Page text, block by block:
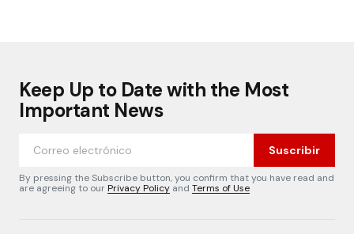
Keep Up to Date with the Most
Important News
Suscribir
By pressing the Subscribe button, you confirm that you have read and
are agreeing to ourPrivacy Policy and Terms of Use